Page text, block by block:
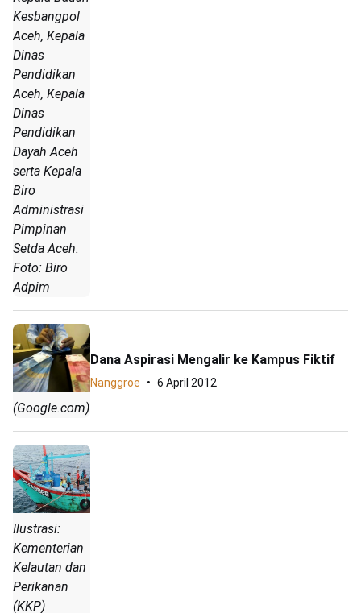
Kesbangpol
Aceh, Kepala
Dinas
Pendidikan
Aceh, Kepala
Dinas
Pendidikan
Dayah Aceh
serta Kepala
Biro
Administrasi
Pimpinan
Setda Aceh.
Foto: Biro
Adpim
(Google.com)
Dana Aspirasi Mengalir ke Kampus Fiktif
Nanggroe 6 April 2012
Ilustrasi:
Kementerian
Kelautan dan
Perikanan
(KKP)